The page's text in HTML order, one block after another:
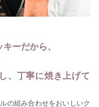
ーだから、
、丁寧に焼き上げて
の組み合わせをおいしいク